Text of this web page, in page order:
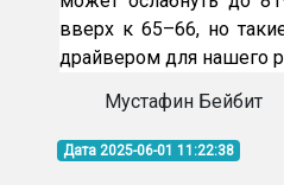
вверх к 65–66, но
драйвером для нашего
Мустафин Бейбит
Дата 2025-06-01 11:22:38